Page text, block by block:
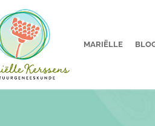
MARIËLLE